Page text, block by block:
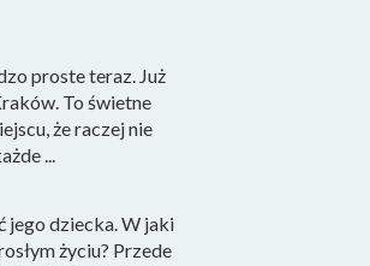
proste teraz. Już
To świetne
że raczej nie
...
jego dziecka. W jaki
życiu? Przede